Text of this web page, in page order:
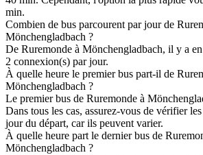
min.
Combien de bus parcourent par jour de
Mönchengladbach ?
De Ruremonde à Mönchengladbach, il y a
2 connexion(s) par jour.
À quelle heure le premier bus part-il de
Mönchengladbach ?
Le premier bus de Ruremonde à
Dans tous les cas, assurez-vous de vérifier
jour du départ, car ils peuvent varier.
À quelle heure part le dernier bus de
Mönchengladbach ?